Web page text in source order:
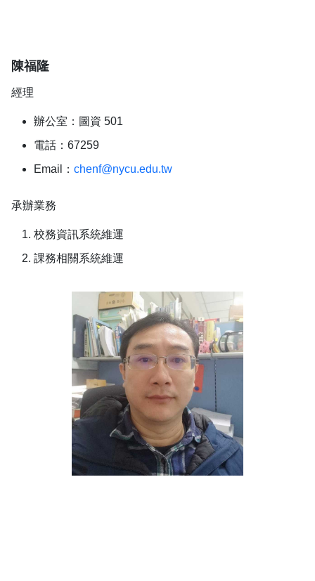
陳福隆
經理
辦公室：圖資 501
電話：67259
Email： chenf@nycu.edu.tw
承辦業務
校務資訊系統維運
課務相關系統維運